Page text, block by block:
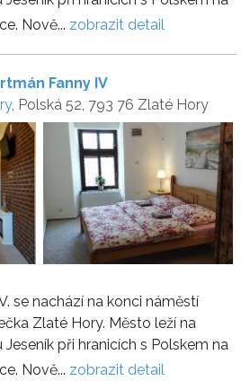
Nově... zobrazit detail
Fanny IV
, Polská 52, 793 76 Zlaté Hory
se nachází na konci náměstí
Zlaté Hory. Město leží na
při hranicích s Polskem na
Nově... zobrazit detail